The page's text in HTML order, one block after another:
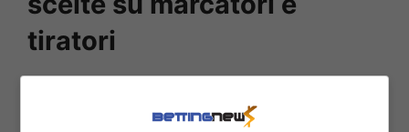
tiratori
grazie alle tante soluzioni offensive che la